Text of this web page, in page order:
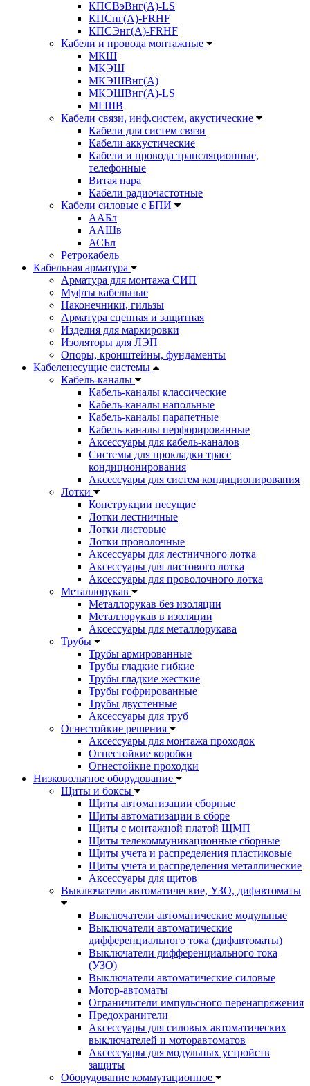
КПСВэВнг(А)-LS
КПСнг(А)-FRHF
КПСЭнг(А)-FRHF
Кабели и провода монтажные
МКШ
МКЭШ
МКЭШВнг(А)
МКЭШВнг(А)-LS
МГШВ
Кабели связи, инф.систем, акустические
Кабели для систем связи
Кабели аккустические
Кабели и провода трансляционные,
телефонные
Витая пара
Кабели радиочастотные
Кабели силовые с БПИ
ААБл
ААШв
АСБл
Ретрокабель
Кабельная арматура
Арматура для монтажа СИП
Муфты кабельные
Наконечники, гильзы
Арматура сцепная и защитная
Изделия для маркировки
Изоляторы для ЛЭП
Опоры, кронштейны, фундаменты
Кабеленесущие системы
Кабель-каналы
Кабель-каналы классические
Кабель-каналы напольные
Кабель-каналы парапетные
Кабель-каналы перфорированные
Аксессуары для кабель-каналов
Системы для прокладки трасс
кондиционирования
Аксессуары для систем кондиционирования
Лотки
Конструкции несущие
Лотки лестничные
Лотки листовые
Лотки проволочные
Аксессуары для лестничного лотка
Аксессуары для листового лотка
Аксессуары для проволочного лотка
Металлорукав
Металлорукав без изоляции
Металлорукав в изоляции
Аксессуары для металлорукава
Трубы
Трубы армированные
Трубы гладкие гибкие
Трубы гладкие жесткие
Трубы гофрированные
Трубы двустенные
Аксессуары для труб
Огнестойкие решения
Аксессуары для монтажа проходок
Огнестойкие коробки
Огнестойкие проходки
Низковольтное оборудование
Щиты и боксы
Щиты автоматизации сборные
Щиты автоматизации в сборе
Щиты с монтажной платой ЩМП
Щиты телекоммуникационные сборные
Щиты учета и распределения пластиковые
Щиты учета и распределения металлические
Аксессуары для щитов
Выключатели автоматические, УЗО, дифавтоматы
Выключатели автоматические модульные
Выключатели автоматические
дифференциального тока (дифавтоматы)
Выключатели дифференциального тока
(УЗО)
Выключатели автоматические силовые
Мотор-автоматы
Ограничители импульсного перенапряжения
Предохранители
Аксессуары для силовых автоматических
выключателей и моторавтоматов
Аксессуары для модульных устройств
защиты
Оборудование коммутационное